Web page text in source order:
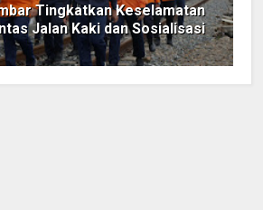
Tingkatkan Keselamatan
Jalan Kaki dan Sosialisasi